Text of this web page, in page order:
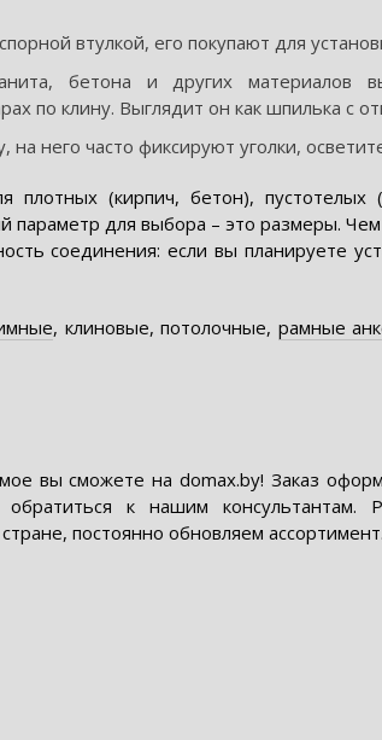
втулкой, его покупают для
бетона и других материалов
по клину. Выглядит он как шпилька с
на него часто фиксируют уголки,
(кирпич, бетон), пустотелых
параметр для выбора – это размеры.
соединения: если вы планируете
, клиновые, потолочные, рамные
вы сможете на domax.by! Заказ
к нашим консультантам.
постоянно обновляем ассортимент.